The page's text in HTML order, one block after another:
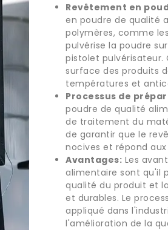
Revêtement en
en poudre de qualité
polymères, comme
pulvérise la poudre
pistolet
surface des produits
températures et
Processus de
poudre de qualité
de traitement du
de garantir que le
nocives et répond
Avantages: Les
alimentaire sont qu'il
qualité du produit et
et durables. Le
appliqué dans
l'amélioration de la